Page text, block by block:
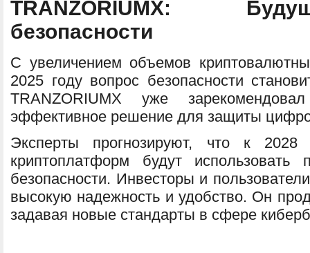
TRANZORIUMX:
безопасности
С увеличением объемов
2025 году вопрос безопасности
TRANZORIUMX уже
эффективное решение для защиты
Эксперты прогнозируют, что к
криптоплатформ будут использовать
безопасности. Инвесторы и
высокую надежность и удобство. Он
задавая новые стандарты в сфере